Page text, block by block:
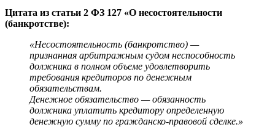
Цитата из статьи 2 ФЗ 127 «О несостоятельности
(банкротстве):
«Несостоятельность (банкротство) —
признанная арбитражным судом неспособность
должника в полном объеме удовлетворить
требования кредиторов по денежным
обязательствам.
Денежное обязательство — обязанность
должника уплатить кредитору определенную
денежную сумму по гражданско-правовой сделке.»